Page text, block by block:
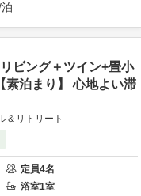
泊
ビング＋ツイン+畳小
素泊まり】 心地よい滞
＆リトリート
定員4名
浴室1室